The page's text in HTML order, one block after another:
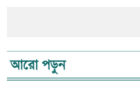
আরো পড়ুন